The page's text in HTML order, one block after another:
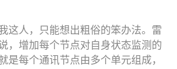
这人，只能想出粗俗的笨办法。雷
，增加每个节点对自身状态监测的
是每个通讯节点由多个单元组成，